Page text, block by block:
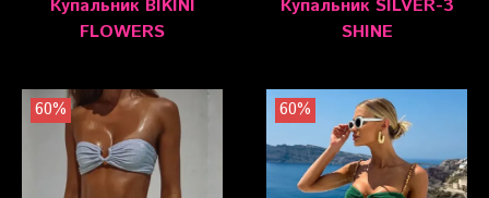
Купальник BIKINI
FLOWERS
Купальник SILVER-3
SHINE
60% 60%